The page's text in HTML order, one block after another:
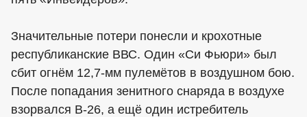
Значительные потери понесли и крохотные
республиканские ВВС. Один «Си Фьюри» был
сбит огнём 12,7-мм пулемётов в воздушном бою.
После попадания зенитного снаряда в воздухе
взорвался В-26, а ещё один истребитель